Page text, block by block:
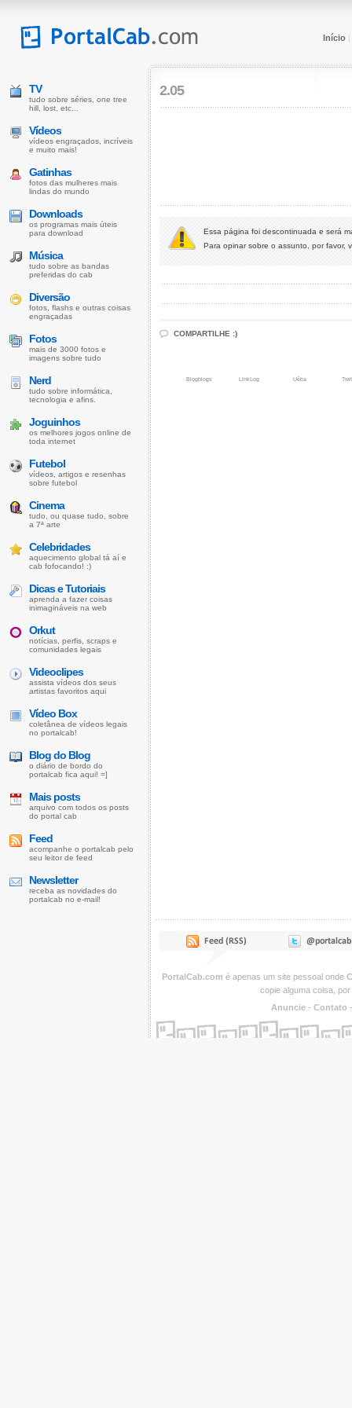
Início |
2.05
Essa página foi descontinuada e será
Para opinar sobre o assunto, por favor,
COMPARTILHE :)
Blogblogs LinkLog Uêba
TV
tudo sobre séries, one tree
hill, lost, etc...
Vídeos
vídeos engraçados, incríveis
e muito mais!
Gatinhas
fotos das mulheres mais
lindas do mundo
Downloads
os programas mais úteis
para download
Música
tudo sobre as bandas
preferidas do cab
Diversão
fotos, flashs e outras coisas
engraçadas
Fotos
mais de 3000 fotos e
imagens sobre tudo
Nerd
tudo sobre informática,
tecnologia e afins.
Joguinhos
os melhores jogos online de
toda internet
Futebol
vídeos, artigos e resenhas
sobre futebol
Cinema
tudo, ou quase tudo, sobre
a 7ª arte
Celebridades
aquecimento global tá aí e
cab fofocando! :)
Dicas e Tutoriais
aprenda a fazer coisas
inimagináveis na web
Orkut
notícias, perfis, scraps e
comunidades legais
Videoclipes
assista vídeos dos seus
artistas favoritos aqui
Vídeo Box
coletânea de vídeos legais
no portalcab!
Blog do Blog
o diário de bordo do
portalcab fica aqui! =]
Mais posts
arquivo com todos os posts
do portal cab
Feed
acompanhe o portalcab pelo
seu leitor de feed
Newsletter
receba as novidades do
portalcab no e-mail!
PortalCab.com é apenas um site pessoal onde
copie alguma coisa,
Anuncie- Contato